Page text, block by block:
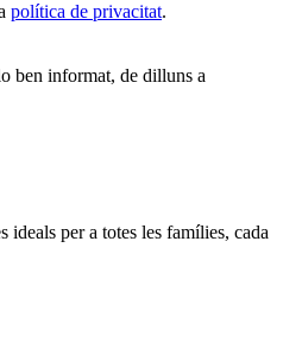
política de privacitat.
ben informat, de dilluns a
ideals per a totes les famílies, cada